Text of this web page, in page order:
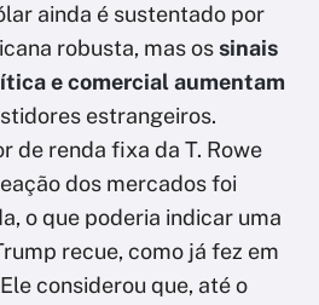
ainda é sustentado por
robusta, mas ossinais
e comercial aumentam
estrangeiros.
de renda fixa da T. Rowe
dos mercados foi
o que poderia indicar uma
recue, como já fez em
considerou que, até o